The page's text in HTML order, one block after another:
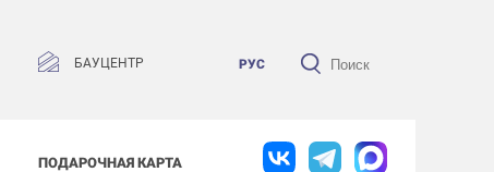
БАУЦЕНТР РУС
ПОДАРОЧНАЯ КАРТА